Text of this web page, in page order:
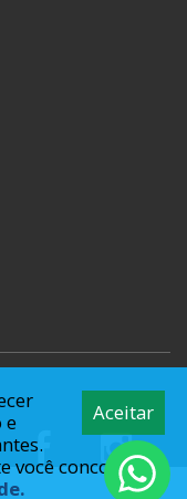
Aceitar
e
você concorda